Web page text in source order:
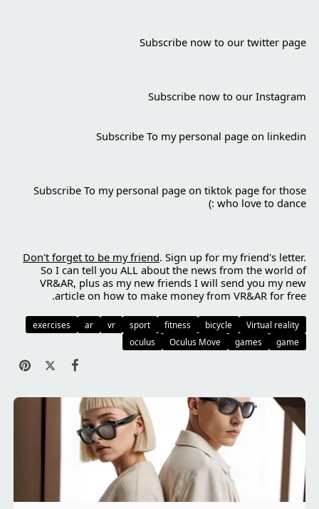
Subscribe now to our twitter page
Subscribe now to our Instagram
Subscribe To my personal page on linkedin
Subscribe To my personal page on tiktok page for those
who love to dance :)
Don't forget to be my friend. Sign up for my friend's letter.
So I can tell you ALL about the news from the world of
VR&AR, plus as my new friends I will send you my new
article on how to make money from VR&AR for free.
Virtual reality
bicycle
fitness
sport
vr
ar
exercises
game
games
Oculus Move
oculus